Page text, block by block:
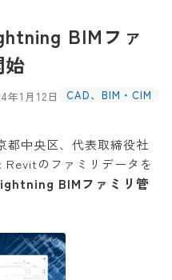
BIMファ
始
年1月12日 CAD、BIM・CIM
都中央区、代表取締役社
のファミリデータを
BIMファミリ管